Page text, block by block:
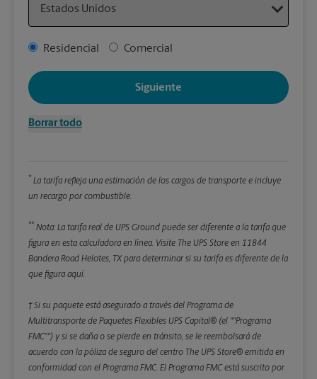
Address Type
Residencial Comercial
Borrar todo
Siguiente
* La tarifa refleja una estimación de los cargos de transporte e incluye
un recargo por combustible.
** Nota: La tarifa real de UPS Ground puede ser diferente a la tarifa que
figura en esta calculadora en línea. Visite The UPS Store en 11844
Bandera Road Helotes, TX para determinar si su tarifa es diferente de la
que figura aquí.
† Si su paquete está asegurado a través del Programa de
Multitransporte de Paquetes Flexibles UPS Capital® (el ""Programa
FMC"") y si se daña o se pierde en tránsito, se le reembolsará de
acuerdo con la póliza de seguro del centro The UPS Store® emitida en
conformidad con el Programa FMC. El Programa FMC está suscrito por